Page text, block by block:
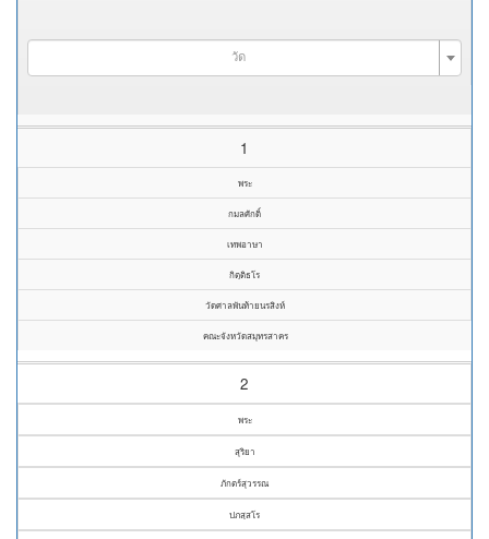
วัด
1
พระ
กมลศักดิ์
เทพอาษา
กิตฺติธโร
วัดศาลพันท้ายนรสิงห์
คณะจังหวัดสมุทรสาคร
2
พระ
สุริยา
ภักตร์สุวรรณ
ปภสฺสโร